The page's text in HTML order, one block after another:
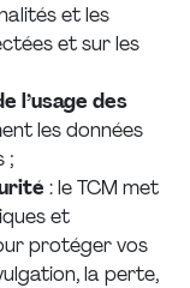
et les
et sur les
l’usage des
les données
;
: le TCM met
et
protéger vos
la perte,